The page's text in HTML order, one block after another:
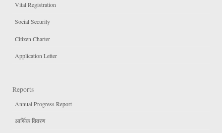
Vital Registration
Social Security
Citizen Charter
Application Letter
Reports
Annual Progress Report
आर्थिक विवरण